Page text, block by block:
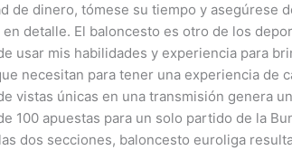
de dinero, tómese su tiempo y asegúrese
detalle. El baloncesto es otro de los
usar mis habilidades y experiencia para
necesitan para tener una experiencia de
vistas únicas en una transmisión genera
100 apuestas para un solo partido de la
dos secciones, baloncesto euroliga